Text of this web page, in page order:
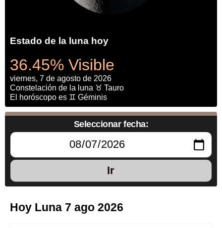
Estado de la luna hoy
36.45% Visible
viernes, 7 de agosto de 2026
Constelación de la luna ♉ Tauro
El horóscopo es ♊ Géminis
Seleccionar fecha:
Ir
Hoy Luna 7 ago 2026